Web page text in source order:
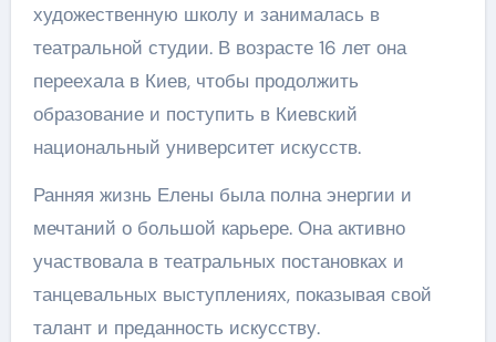
художественную школу и занималась в
театральной студии. В возрасте 16 лет она
переехала в Киев, чтобы продолжить
образование и поступить в Киевский
национальный университет искусств.
Ранняя жизнь Елены была полна энергии и
мечтаний о большой карьере. Она активно
участвовала в театральных постановках и
танцевальных выступлениях, показывая свой
талант и преданность искусству.